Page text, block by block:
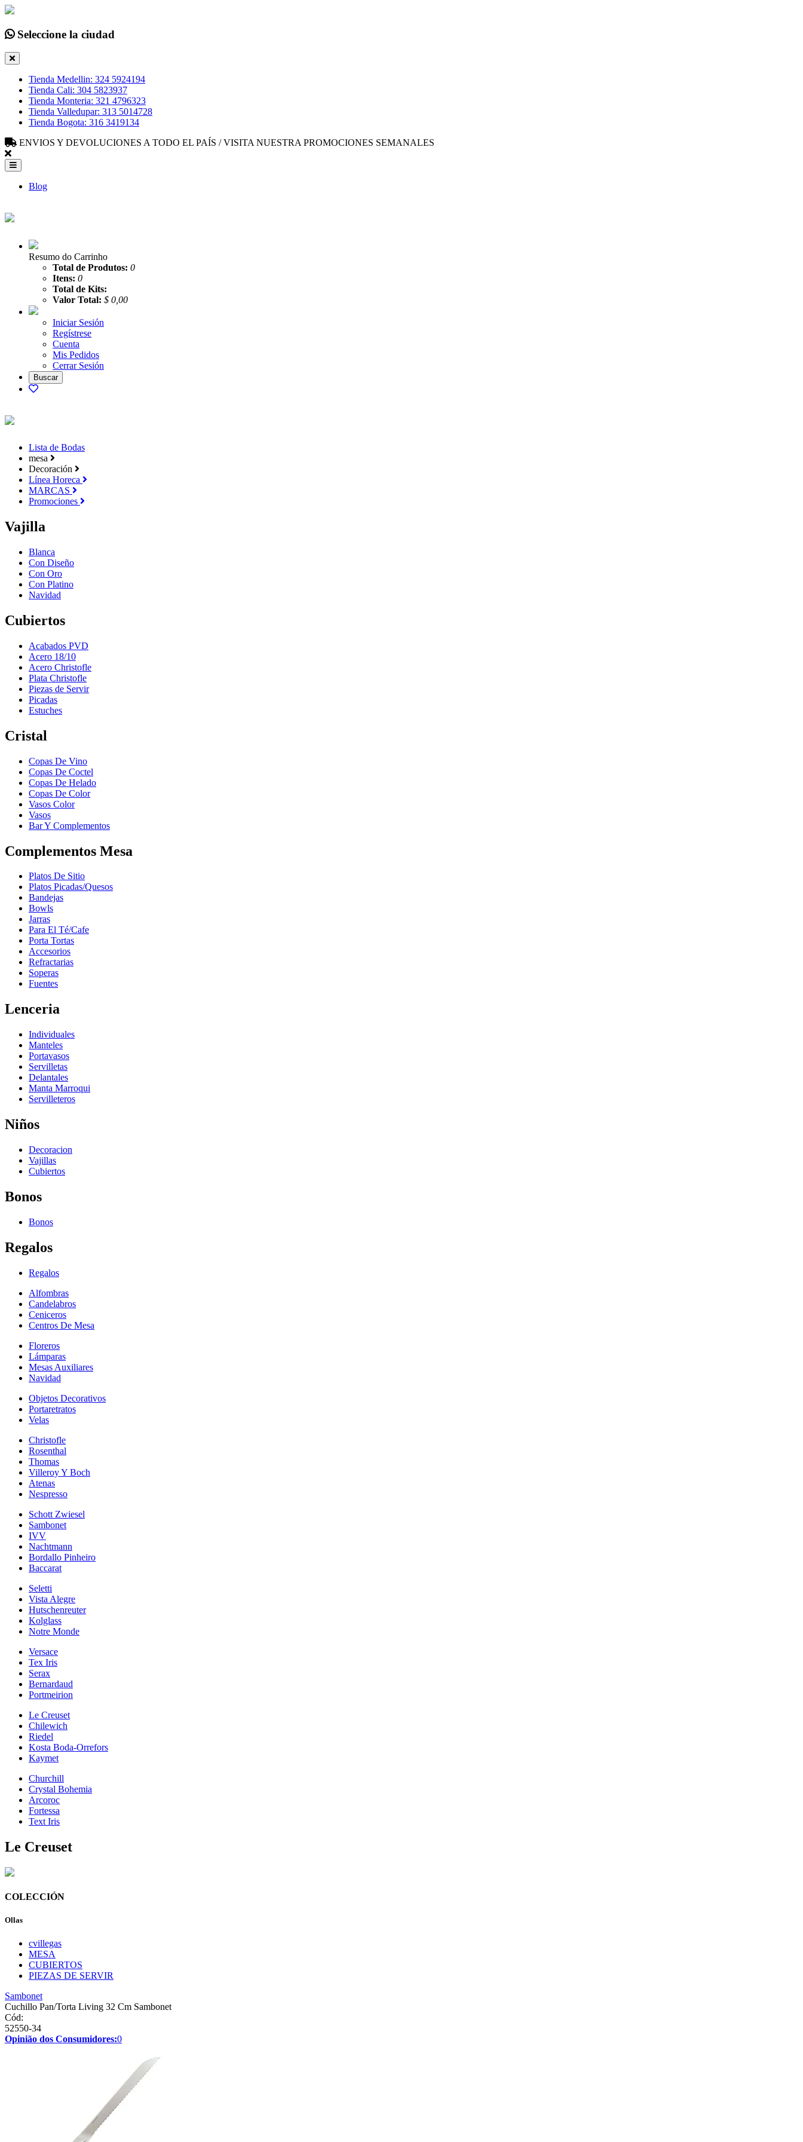
Seleccione la ciudad
Tienda Medellin: 324 5924194
Tienda Cali: 304 5823937
Tienda Monteria: 321 4796323
Tienda Valledupar: 313 5014728
Tienda Bogota: 316 3419134
ENVIOS Y DEVOLUCIONES A TODO EL PAÍS / VISITA NUESTRA PROMOCIONES SEMANALES
Blog
Resumo do Carrinho
Total de Produtos: 0
Itens: 0
Total de Kits:
Valor Total: $ 0,00
Iniciar Sesión
Regístrese
Cuenta
Mis Pedidos
Cerrar Sesión
Lista de Bodas
mesa
Decoración
Línea Horeca
MARCAS
Promociones
Vajilla
Blanca
Con Diseño
Con Oro
Con Platino
Navidad
Cubiertos
Acabados PVD
Acero 18/10
Acero Christofle
Plata Christofle
Piezas de Servir
Picadas
Estuches
Cristal
Copas De Vino
Copas De Coctel
Copas De Helado
Copas De Color
Vasos Color
Vasos
Bar Y Complementos
Complementos Mesa
Platos De Sitio
Platos Picadas/Quesos
Bandejas
Bowls
Jarras
Para El Té/Cafe
Porta Tortas
Accesorios
Refractarias
Soperas
Fuentes
Lenceria
Individuales
Manteles
Portavasos
Servilletas
Delantales
Manta Marroqui
Servilleteros
Niños
Decoracion
Vajillas
Cubiertos
Bonos
Bonos
Regalos
Regalos
Alfombras
Candelabros
Ceniceros
Centros De Mesa
Floreros
Lámparas
Mesas Auxiliares
Navidad
Objetos Decorativos
Portaretratos
Velas
Christofle
Rosenthal
Thomas
Villeroy Y Boch
Atenas
Nespresso
Schott Zwiesel
Sambonet
IVV
Nachtmann
Bordallo Pinheiro
Baccarat
Seletti
Vista Alegre
Hutschenreuter
Kolglass
Notre Monde
Versace
Tex Iris
Serax
Bernardaud
Portmeirion
Le Creuset
Chilewich
Riedel
Kosta Boda-Orrefors
Kaymet
Churchill
Crystal Bohemia
Arcoroc
Fortessa
Text Iris
Le Creuset
COLECCIÓN
Ollas
cvillegas
MESA
CUBIERTOS
PIEZAS DE SERVIR
Sambonet
Cuchillo Pan/Torta Living 32 Cm Sambonet
Cód:
52550-34
Opinião dos Consumidores:0